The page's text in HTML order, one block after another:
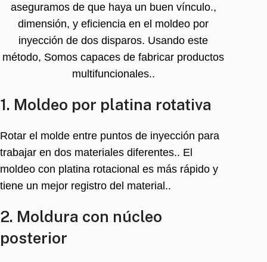
aseguramos de que haya un buen vínculo.,
dimensión, y eficiencia en el moldeo por
inyección de dos disparos. Usando este
método, Somos capaces de fabricar productos
multifuncionales..
1. Moldeo por platina rotativa
Rotar el molde entre puntos de inyección para
trabajar en dos materiales diferentes.. El
moldeo con platina rotacional es más rápido y
tiene un mejor registro del material..
2. Moldura con núcleo
posterior